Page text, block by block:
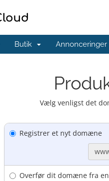
Butik Annonceringer
Vælg venligst det
Registrer et nyt domæne
Overfør dit domæne fra